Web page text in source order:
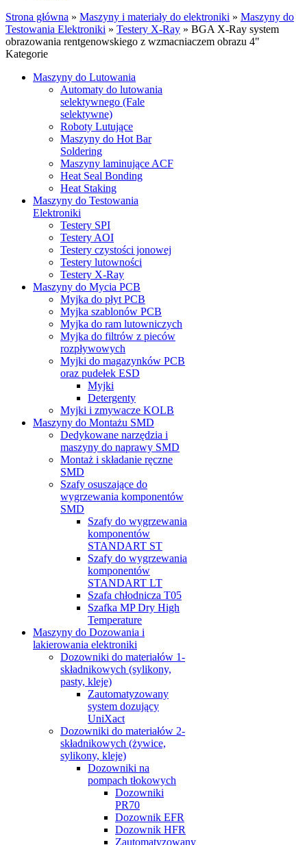
Strona główna » Maszyny i materiały do elektroniki » Maszyny do
Testowania Elektroniki » Testery X-Ray » BGA X-Ray system
obrazowania rentgenowskiego z wzmacniaczem obrazu 4"
Kategorie
Maszyny do Lutowania
Automaty do lutowania
selektywnego (Fale
selektywne)
Roboty Lutujące
Maszyny do Hot Bar
Soldering
Maszyny laminujące ACF
Heat Seal Bonding
Heat Staking
Maszyny do Testowania
Elektroniki
Testery SPI
Testery AOI
Testery czystości jonowej
Testery lutowności
Testery X-Ray
Maszyny do Mycia PCB
Myjka do płyt PCB
Myjka szablonów PCB
Myjka do ram lutowniczych
Myjka do filtrów z pieców
rozpływowych
Myjki do magazynków PCB
oraz pudełek ESD
Myjki
Detergenty
Myjki i zmywacze KOLB
Maszyny do Montażu SMD
Dedykowane narzędzia i
maszyny do naprawy SMD
Montaż i składanie ręczne
SMD
Szafy osuszające do
wygrzewania komponentów
SMD
Szafy do wygrzewania
komponentów
STANDART ST
Szafy do wygrzewania
komponentów
STANDART LT
Szafa chłodnicza T05
Szafka MP Dry High
Temperature
Maszyny do Dozowania i
lakierowania elektroniki
Dozowniki do materiałów 1-
składnikowych (sylikony,
pasty, kleje)
Zautomatyzowany
system dozujący
UniXact
Dozowniki do materiałów 2-
składnikowych (żywice,
sylikony, kleje)
Dozowniki na
pompach tłokowych
Dozowniki
PR70
Dozownik EFR
Dozownik HFR
Zautomatyzowany